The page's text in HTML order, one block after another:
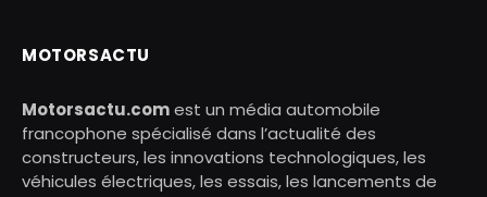
MOTORSACTU
Motorsactu.comest un média automobile
francophone spécialisé dans l’actualité des
constructeurs, les innovations technologiques, les
véhicules électriques, les essais, les lancements de